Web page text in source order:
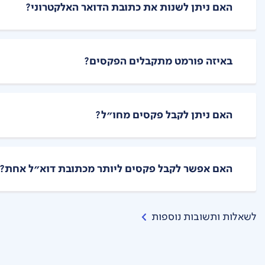
האם ניתן לשנות את כתובת הדואר האלקטרוני?
באיזה פורמט מתקבלים הפקסים?
האם ניתן לקבל פקסים מחו"ל?
2. חיוג ישיר: 972>153>קידומת ללא "0">מספר הטלפון*האם אפשר לקבל פקסים ליותר מכתובת דוא"ל אחת?
לשאלות ותשובות נוספות